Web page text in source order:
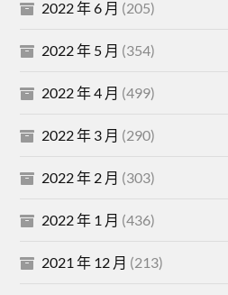
2022 年 6 月 (205)
2022 年 5 月 (354)
2022 年 4 月 (499)
2022 年 3 月 (290)
2022 年 2 月 (303)
2022 年 1 月 (436)
2021 年 12 月 (213)